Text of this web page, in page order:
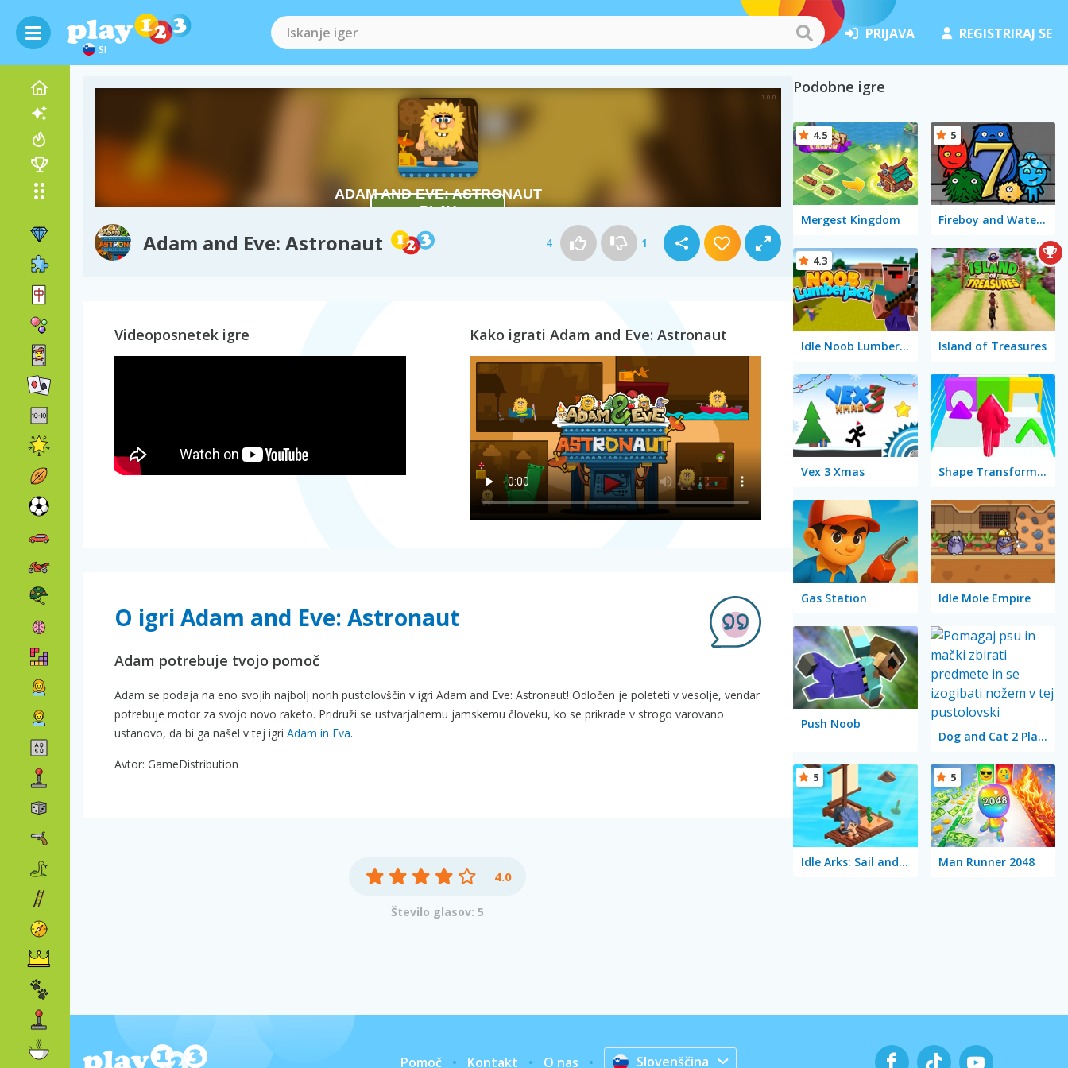
SI
PRIJAVA REGISTRIRAJ SE
Adam and Eve: Astronaut 4 1
Videoposnetek igre Kako igrati Adam and Eve: Astronaut
O igri Adam and Eve: Astronaut
Adam potrebuje tvojo pomoč
Adam se podaja na eno svojih najbolj norih pustolovščin v igri Adam and Eve: Astronaut! Odločen je poleteti v vesolje, vendar
potrebuje motor za svojo novo raketo. Pridruži se ustvarjalnemu jamskemu človeku, ko se prikrade v strogo varovano
ustanovo, da bi ga našel v tej igri Adam in Eva.
Avtor: GameDistribution
4.0
Število glasov: 5
Podobne igre
Mergest Kingdom
4.5
Fireboy and Watergirl 7: and Friends
5
Idle Noob Lumberjack
4.3
Island of Treasures
Vex 3 Xmas Shape Transform: Blob Racing
Gas Station Idle Mole Empire
Push Noob
Dog and Cat 2 Player
Idle Arks: Sail and Build 2
5
Man Runner 2048
5
Pomoč Kontakt O nas Slovenščina